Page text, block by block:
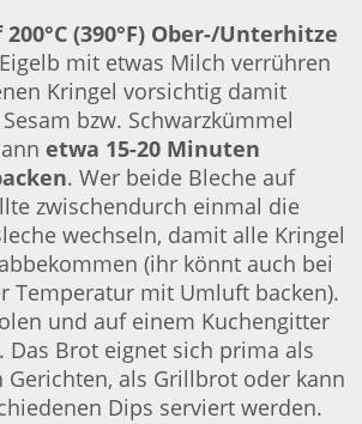
(390°F) Ober-/Unterhitze
mit etwas Milch verrühren
Kringel vorsichtig damit
bzw. Schwarzkümmel
etwa 15-20 Minuten
. Wer beide Bleche auf
zwischendurch einmal die
wechseln, damit alle Kringel
(ihr könnt auch bei
Temperatur mit Umluft backen).
und auf einem Kuchengitter
Das Brot eignet sich prima als
Gerichten, als Grillbrot oder kann
Dips serviert werden.